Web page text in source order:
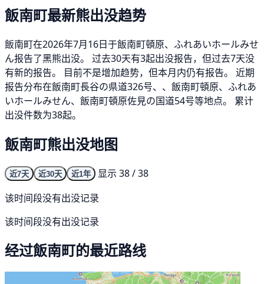
飯南町最新熊出没趋势
飯南町在2026年7月16日于飯南町頓原、ふれあいホールみせ
ん报告了黑熊出没。 过去30天有3起出没报告，但过去7天没
有新的报告。 目前不是增加趋势，但本月内仍有报告。 近期
报告分布在飯南町長谷の県道326号、、飯南町頓原、ふれあ
いホールみせん、飯南町頓原佐見の国道54号等地点。 累计
出没件数为38起。
飯南町熊出没地图
近7天 近30天 近1年
显示 38 / 38
该时间段没有出没记录
该时间段没有出没记录
经过飯南町的最近路线